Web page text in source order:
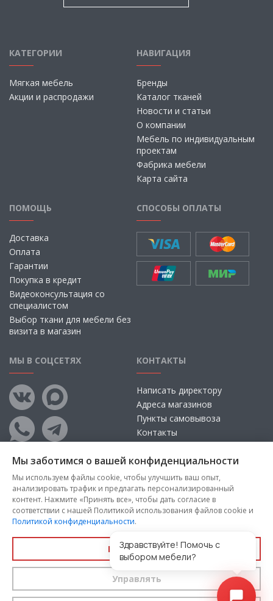
КАТЕГОРИИ
Мягкая мебель
Акции и распродажи
НАВИГАЦИЯ
Бренды
Каталог тканей
Новости и статьи
О компании
Мебель по индивидуальным
проектам
Фабрика мебели
Карта сайта
ПОМОЩЬ
Доставка
Оплата
Гарантии
Покупка в кредит
Видеоконсультация со
специалистом
Выбор ткани для мебели без
визита в магазин
СПОСОБЫ ОПЛАТЫ
МЫ В СОЦСЕТЯХ КОНТАКТЫ
Написать директору
Адреса магазинов
Пункты самовывоза
Контакты
Copyright © 2026, ООО «100 Диванов» — Все права защищены
Администрация Сайта не несет ответственности за
размещаемые Пользователями материалы, их содержание,
качество.
политики конфиденциальностии
пользовательского соглашениякаждый раз, когда оставляете
свои данные в любой форме обратной связи на сайте
Мы заботимся о вашей конфиденциальности
Мы используем файлы cookie, чтобы улучшить ваш опыт,
анализировать трафик и предлагать персонализированный
контент. Нажмите «Принять все», чтобы дать согласие в
соответствии с нашей Политикой использования файлов cookie и
Политикой конфиденциальности.
Принять все
Управлять
Здравствуйте! Помочь с
выбором мебели?